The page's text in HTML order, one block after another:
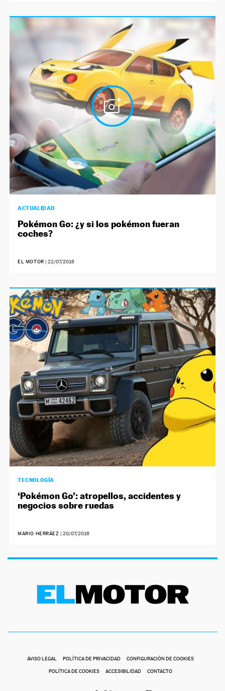
ACTUALIDAD
Pokémon Go: ¿y si los pokémon fueran
coches?
EL MOTOR | 22/07/2016
TECNOLOGÍA
‘Pokémon Go’: atropellos, accidentes y
negocios sobre ruedas
MARIO HERRÁEZ | 20/07/2016
AVISO LEGAL POLÍTICA DE PRIVACIDAD CONFIGURACIÓN DE COOKIES
POLÍTICA DE COOKIES ACCESIBILIDAD CONTACTO